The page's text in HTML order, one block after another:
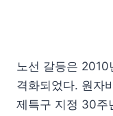
노선 갈등은 2010
격화되었다. 원자
제특구 지정 30주